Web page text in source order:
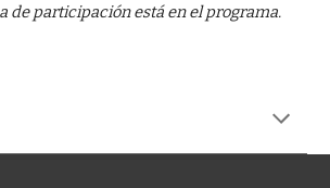
de participación está en el programa.